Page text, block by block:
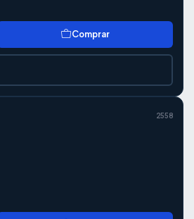
Comprar
2558